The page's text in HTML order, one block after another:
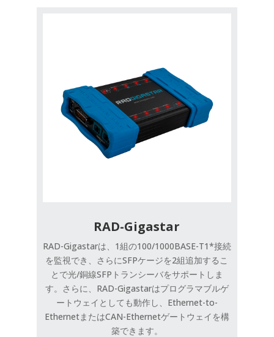
RAD-Gigastar
RAD-Gigastarは、1組の100/1000BASE-T1*接続
を監視でき、さらにSFPケージを2組追加するこ
とで光/銅線SFPトランシーバをサポートしま
す。さらに、RAD-Gigastarはプログラマブルゲ
ートウェイとしても動作し、Ethernet-to-
EthernetまたはCAN-Ethernetゲートウェイを構
築できます。